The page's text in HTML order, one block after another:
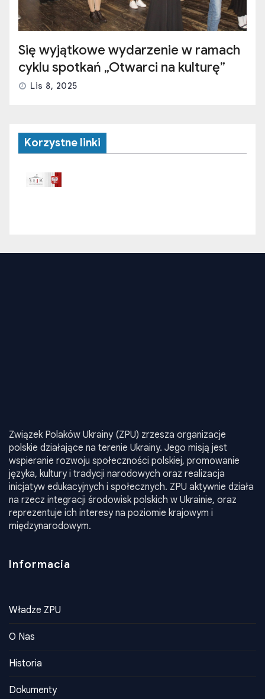
Się wyjątkowe wydarzenie w ramach
cyklu spotkań „Otwarci na kulturę”
Lis 8, 2025
Korzystne linki
Związek Polaków Ukrainy (ZPU) zrzesza organizacje
polskie działające na terenie Ukrainy. Jego misją jest
wspieranie rozwoju społeczności polskiej, promowanie
języka, kultury i tradycji narodowych oraz realizacja
inicjatyw edukacyjnych i społecznych. ZPU aktywnie działa
na rzecz integracji środowisk polskich w Ukrainie, oraz
reprezentuje ich interesy na poziomie krajowym i
międzynarodowym.
Informacia
Władze ZPU
O Nas
Historia
Dokumenty